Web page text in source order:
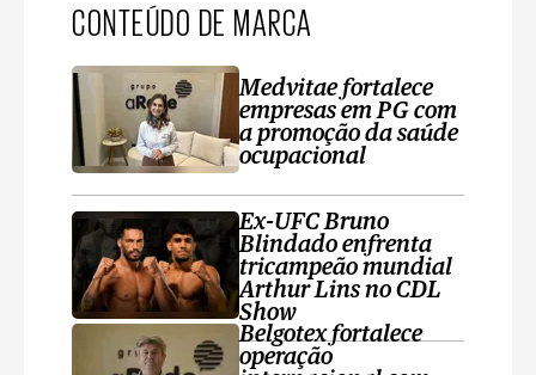
CONTEÚDO DE MARCA
Medvitae fortalece
empresas em PG com
a promoção da saúde
ocupacional
Ex-UFC Bruno
Blindado enfrenta
tricampeão mundial
Arthur Lins no CDL
Show
Belgotex fortalece
operação